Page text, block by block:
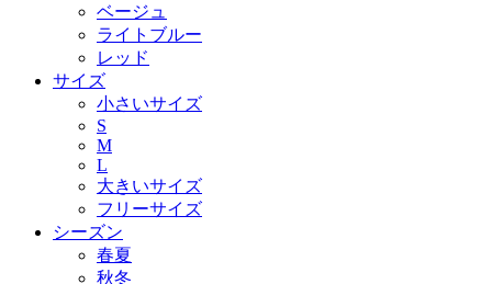
ベージュ
ライトブルー
レッド
サイズ
小さいサイズ
S
M
L
大きいサイズ
フリーサイズ
シーズン
春夏
秋冬